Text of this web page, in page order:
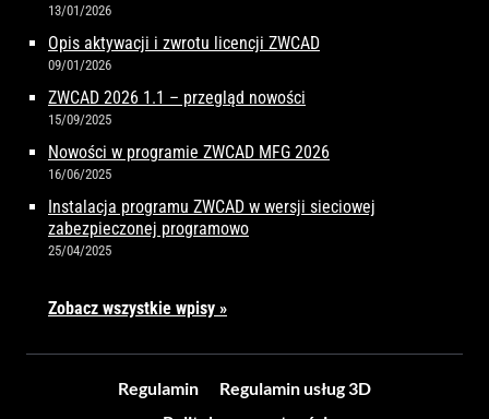
13/01/2026
Opis aktywacji i zwrotu licencji ZWCAD
09/01/2026
ZWCAD 2026 1.1 – przegląd nowości
15/09/2025
Nowości w programie ZWCAD MFG 2026
16/06/2025
Instalacja programu ZWCAD w wersji sieciowej
zabezpieczonej programowo
25/04/2025
Zobacz wszystkie wpisy »
Regulamin
Regulamin usług 3D